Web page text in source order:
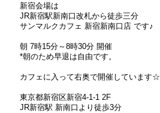
新宿会場は
JR新宿駅新南口改札から徒歩三分
サンマルクカフェ 新宿新南口店 です♪
朝 7時15分～8時30分 開催
*朝のため早退は自由です。
カフェに入って右奥で開催しています☆
東京都新宿区新宿4-1-1 2F
JR新宿駅 新南口より徒歩3分